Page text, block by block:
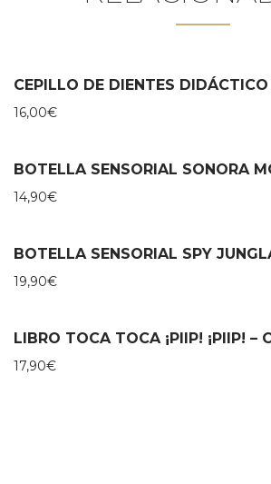
CEPILLO DE DIENTES
16,00€
14,90€
BOTELLA SENSORIAL SPY
19,90€
LIBRO TOCA TOCA ¡PIIP! ¡PIIP! –
17,90€